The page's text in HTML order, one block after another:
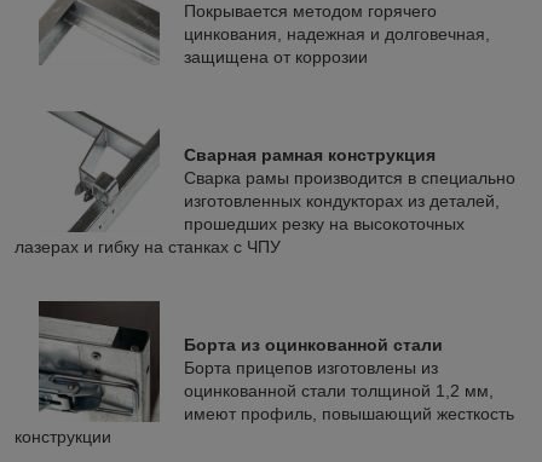
Покрывается методом горячего
цинкования, надежная и долговечная,
защищена от коррозии
Сварная рамная конструкция
Сварка рамы производится в специально
изготовленных кондукторах из деталей,
прошедших резку на высокоточных
лазерах и гибку на станках с ЧПУ
Борта из оцинкованной стали
Борта прицепов изготовлены из
оцинкованной стали толщиной 1,2 мм,
имеют профиль, повышающий жесткость
конструкции